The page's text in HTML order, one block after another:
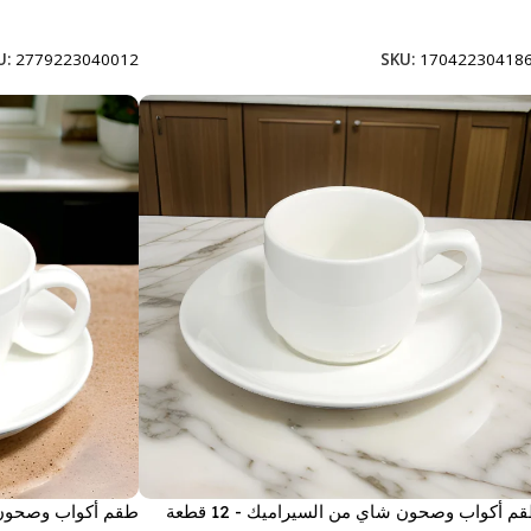
SKU:
2779223040012
أكواب وصحون شاي من السيراميك - 12 قطعة طقم أكواب وصحون